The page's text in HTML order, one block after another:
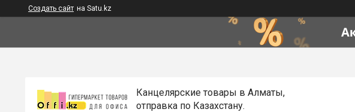
Создать сайт на Satu.kz
Канцелярские товары в Алматы,
отправка по Казахстану.